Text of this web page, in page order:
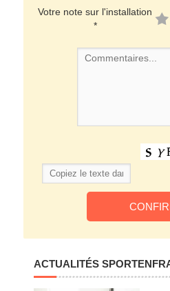
Votre note sur l'installation
*
ACTUALITÉS